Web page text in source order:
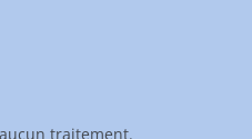
traitement.